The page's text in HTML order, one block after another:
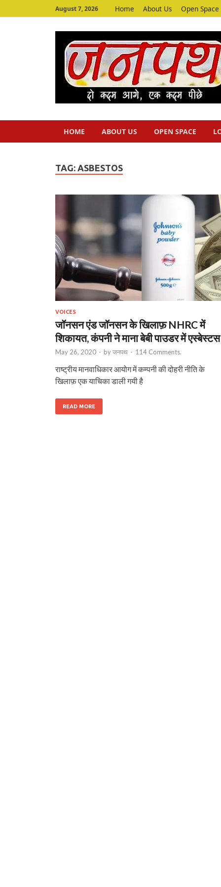
August 7, 2026 Home About Us Open Space
HOME ABOUT US OPEN SPACE
TAG: ASBESTOS
VOICES
जॉनसन एंड जॉनसन के खिलाफ़ NHRC में
शिकायत, कंपनी ने माना बेबी पाउडर में
May 26, 2020 - byजनपथ - 114 Comments.
राष्ट्रीय मानवाधिकार आयोग में कम्पनी की दोहरी नीति के
खिलाफ़ एक याचिका डाली गयी है
READ MORE